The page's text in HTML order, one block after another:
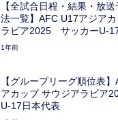
【全試合日程・結果・放
法一覧】AFC U17アジア
ラビア2025 サッカーU-
1年前
【グループリーグ順位表
アカップ サウジアラビア
U-17日本代表